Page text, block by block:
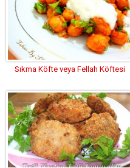
Sıkma Köfte veya Fellah Köftesi